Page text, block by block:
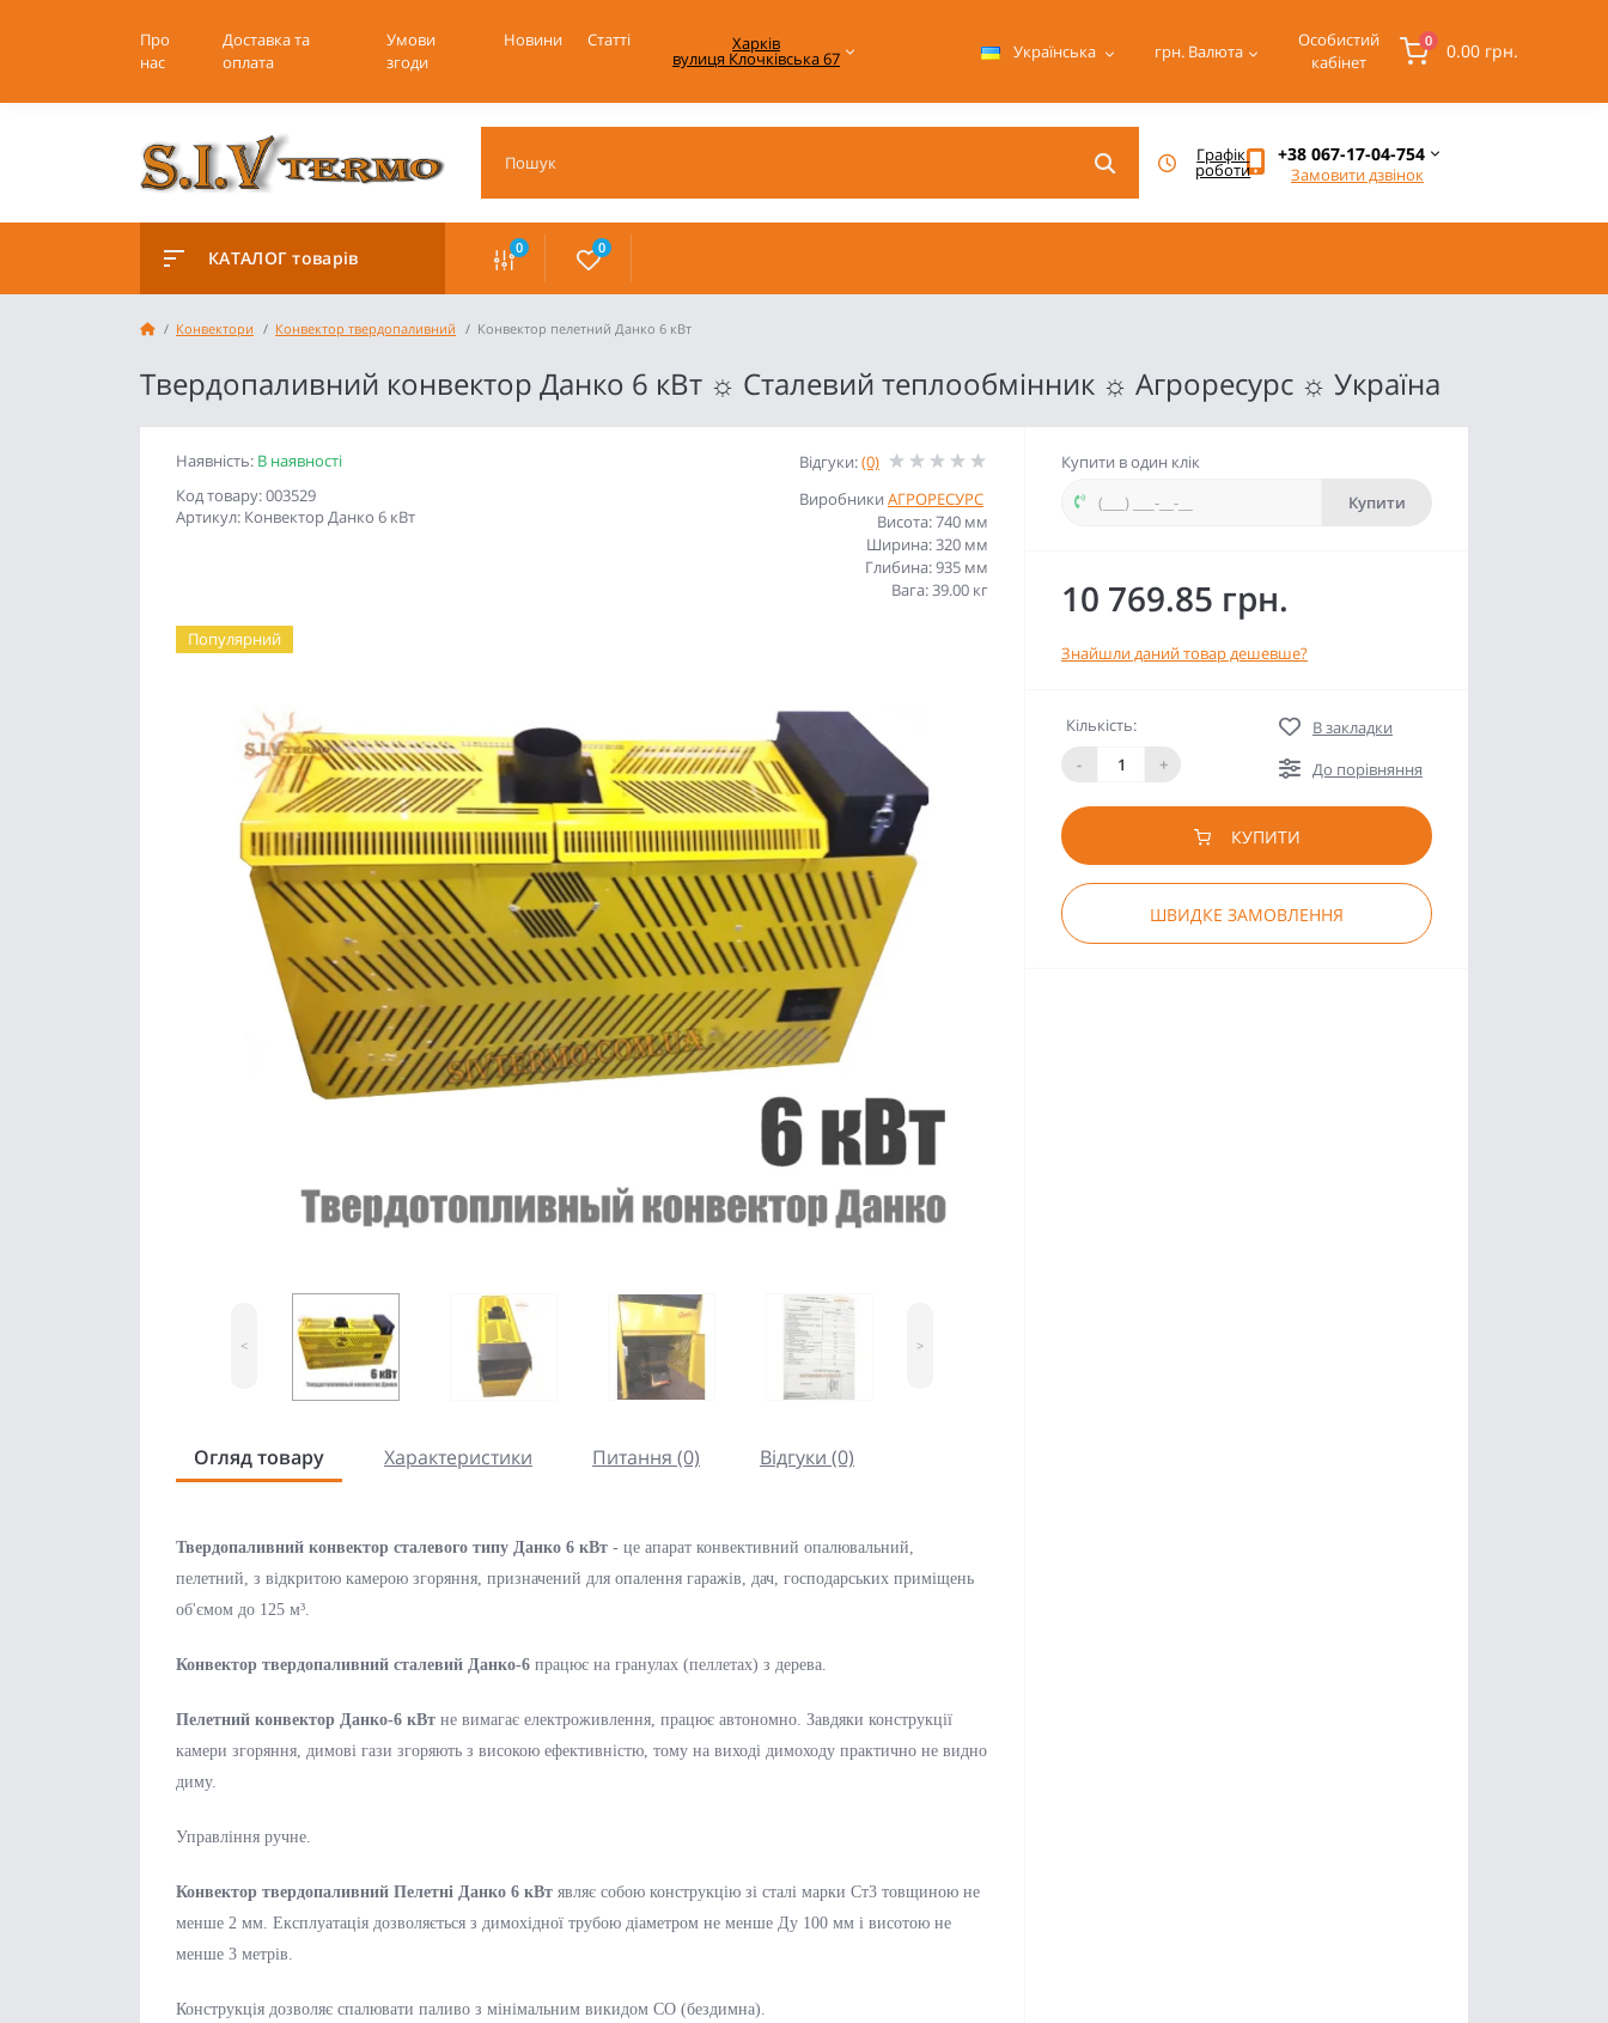
Про
нас
Доставка та
оплата
Умови
згоди
Новини Статті Харків
вулиця Клочківська 67 Українська грн. Валюта
Особистий
кабінет
0 0.00 грн.
Графік
роботи
+38 067-17-04-754
Замовити дзвінок
КАТАЛОГ товарів 0 0
Конвектори Конвектор твердопаливний Конвектор пелетний Данко 6 кВт
Твердопаливний конвектор Данко 6 кВт ☼ Сталевий теплообмінник ☼ Агроресурс ☼ Україна
Наявність: В наявності
Код товару: 003529
Артикул: Конвектор Данко 6 кВт
Відгуки:(0)
Виробники АГРОРЕСУРС
Висота: 740 мм
Ширина: 320 мм
Глибина: 935 мм
Вага: 39.00 кг
Популярний
< >
Огляд товару Характеристики Питання (0) Відгуки (0)
Твердопаливний конвектор сталевого типу Данко 6 кВт - це апарат конвективний опалювальний,
пелетний, з відкритою камерою згоряння, призначений для опалення гаражів, дач, господарських приміщень
об'ємом до 125 м³.
Конвектор твердопаливний сталевий Данко-6 працює на гранулах (пеллетах) з дерева.
Пелетний конвектор Данко-6 кВт не вимагає електроживлення, працює автономно. Завдяки конструкції
камери згоряння, димові гази згоряють з високою ефективністю, тому на виході димоходу практично не видно
диму.
Управління ручне.
Конвектор твердопаливний Пелетні Данко 6 кВт являє собою конструкцію зі сталі марки Ст3 товщиною не
менше 2 мм. Експлуатація дозволяється з димохідної трубою діаметром не менше Ду 100 мм і висотою не
менше 3 метрів.
Конструкція дозволяє спалювати паливо з мінімальним викидом СО (бездимна).
Купити в один клік
Купити
10 769.85 грн.
Знайшли даний товар дешевше?
Кількість:
-
+
В закладки
До порівняння
КУПИТИ
ШВИДКЕ ЗАМОВЛЕННЯ